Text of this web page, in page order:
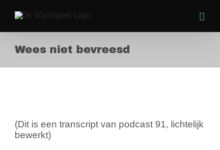
content
Wees niet bevreesd
Image
(Dit is een transcript van podcast 91, lichtelijk
bewerkt)